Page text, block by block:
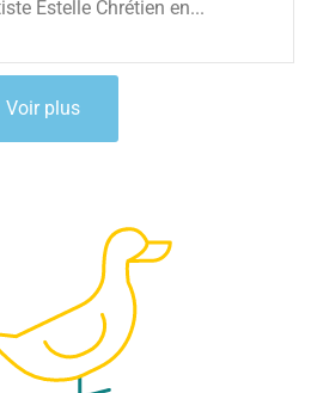
Estelle Chrétien en...
Voir plus